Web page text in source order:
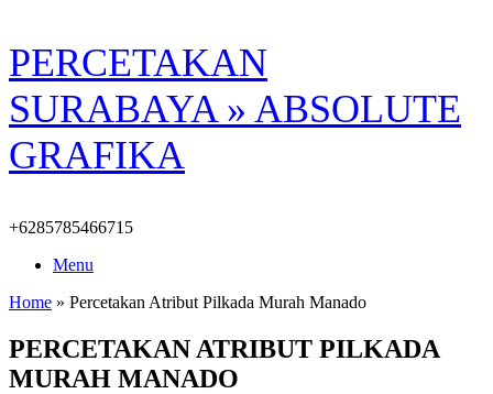
Skip
to
content
PERCETAKAN
SURABAYA » ABSOLUTE
GRAFIKA
+6285785466715
Menu
Home » Percetakan Atribut Pilkada Murah Manado
PERCETAKAN ATRIBUT PILKADA
MURAH MANADO